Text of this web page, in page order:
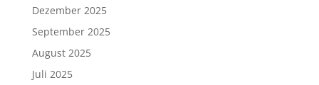
Dezember 2025
September 2025
August 2025
Juli 2025